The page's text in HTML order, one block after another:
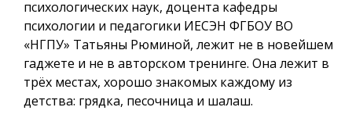
психологических наук, доцента кафедры
психологии и педагогики ИЕСЭН ФГБОУ ВО
«НГПУ» Татьяны Рюминой, лежит не в новейшем
гаджете и не в авторском тренинге. Она лежит в
трёх местах, хорошо знакомых каждому из
детства: грядка, песочница и шалаш.